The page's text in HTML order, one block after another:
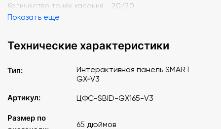
Количество точек касания 20/20
ОЗУ, Гб 8
Показать еще
Технические характеристики
Тип:
Интерактивная панель SMART
GX‑V3
Артикул:
ЦФС-SBID-GX165-V3
Размер по
65 дюймов